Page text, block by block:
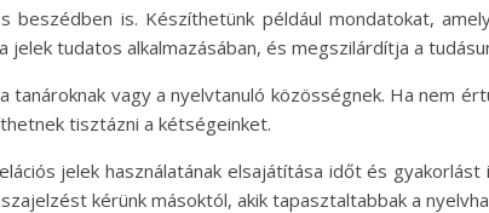
is. Készíthetünk például mondatokat,
tudatos alkalmazásában, és megszilárdítja a
vagy a nyelvtanuló közösségnek. Ha nem
tisztázni a kétségeinket.
jelek használatának elsajátítása időt és gyakorlást
kérünk másoktól, akik tapasztaltabbak a